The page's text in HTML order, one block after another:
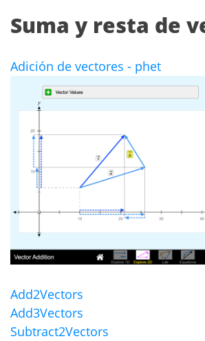
Suma y resta de
Adición de vectores - phet
Add2Vectors
Add3Vectors
Subtract2Vectors